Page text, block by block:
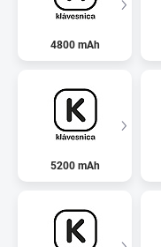
4800 mAh
5200 mAh